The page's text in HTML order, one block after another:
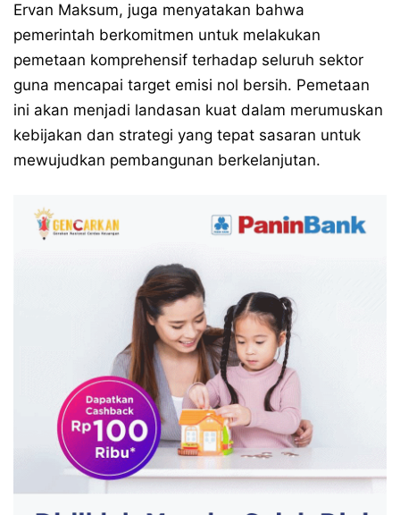
Ervan Maksum, juga menyatakan bahwa
pemerintah berkomitmen untuk melakukan
pemetaan komprehensif terhadap seluruh sektor
guna mencapai target emisi nol bersih. Pemetaan
ini akan menjadi landasan kuat dalam merumuskan
kebijakan dan strategi yang tepat sasaran untuk
mewujudkan pembangunan berkelanjutan.